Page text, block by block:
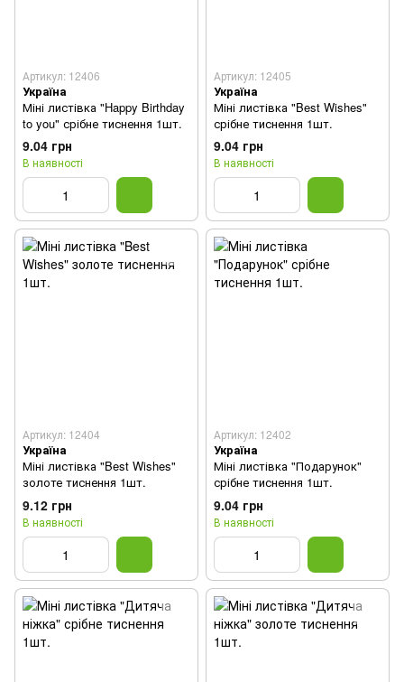
Артикул: 12406
Україна
Міні листівка "Happy Birthday
to you" срібне тиснення 1шт.
9.04 грн
В наявності
Артикул: 12405
Україна
Міні листівка "Best Wishes"
срібне тиснення 1шт.
9.04 грн
В наявності
Артикул: 12404
Україна
Міні листівка "Best Wishes"
золоте тиснення 1шт.
9.12 грн
В наявності
Артикул: 12402
Україна
Міні листівка "Подарунок"
срібне тиснення 1шт.
9.04 грн
В наявності